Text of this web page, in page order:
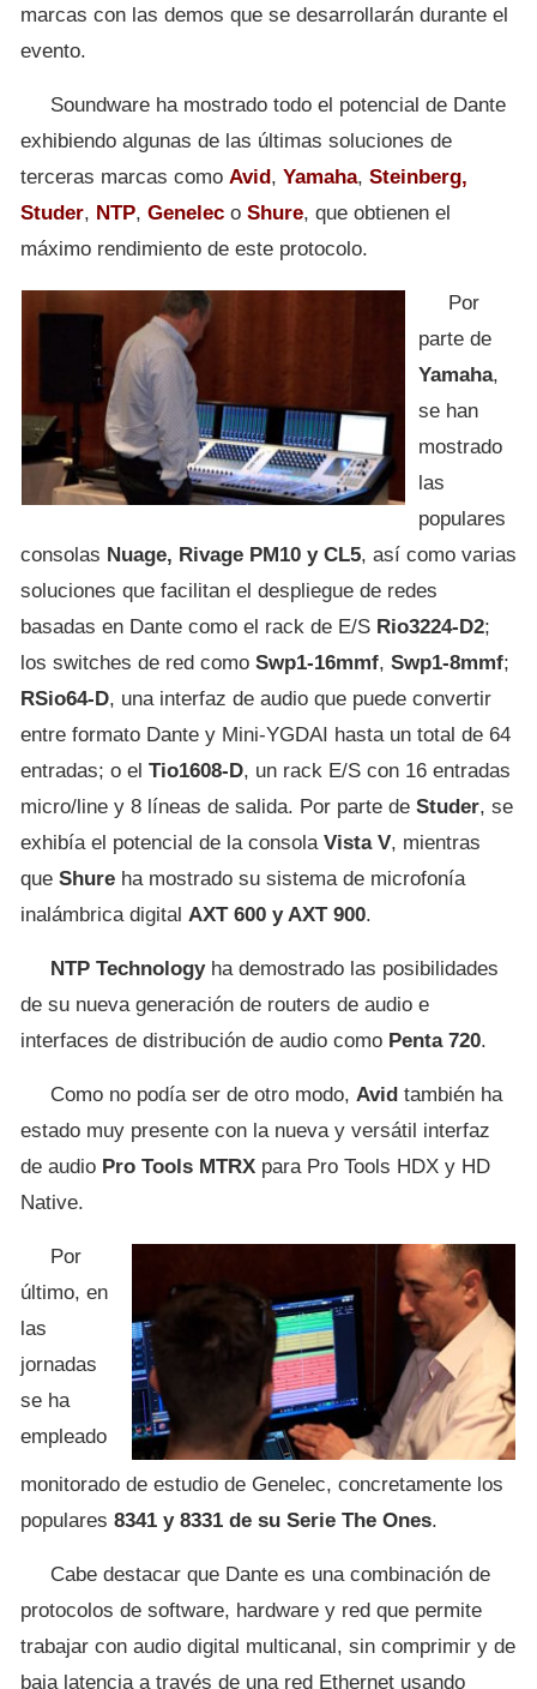
marcas con las demos que se desarrollarán durante el
evento.
Soundware ha mostrado todo el potencial de Dante
exhibiendo algunas de las últimas soluciones de
terceras marcas como Avid, Yamaha, Steinberg,
Studer, NTP, Genelec o Shure, que obtienen el
máximo rendimiento de este protocolo.
Por
parte de
Yamaha,
se han
mostrado
las
populares
consolas Nuage, Rivage PM10 y CL5, así como varias
soluciones que facilitan el despliegue de redes
basadas en Dante como el rack de E/S Rio3224-D2;
los switches de red como Swp1-16mmf, Swp1-8mmf;
RSio64-D, una interfaz de audio que puede convertir
entre formato Dante y Mini-YGDAI hasta un total de 64
entradas; o el Tio1608-D, un rack E/S con 16 entradas
micro/line y 8 líneas de salida. Por parte de Studer, se
exhibía el potencial de la consola Vista V, mientras
que Shure ha mostrado su sistema de microfonía
inalámbrica digital AXT 600 y AXT 900.
NTP Technologyha demostrado las posibilidades
de su nueva generación de routers de audio e
interfaces de distribución de audio como Penta 720.
Como no podía ser de otro modo, Avid también ha
estado muy presente con la nueva y versátil interfaz
de audio Pro Tools MTRX para Pro Tools HDX y HD
Native.
Por
último, en
las
jornadas
se ha
empleado
monitorado de estudio de Genelec, concretamente los
populares 8341 y 8331 de su Serie The Ones.
Cabe destacar que Dante es una combinación de
protocolos de software, hardware y red que permite
trabajar con audio digital multicanal, sin comprimir y de
baja latencia a través de una red Ethernet usando